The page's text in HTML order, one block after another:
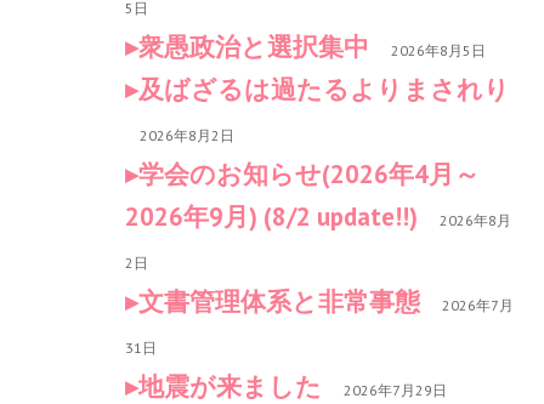
5日
衆愚政治と選択集中 2026年8月5日
及ばざるは過たるよりまされり
2026年8月2日
学会のお知らせ(2026年4月～
2026年9月) (8/2 update!!)
2026年8月
2日
文書管理体系と非常事態 2026年7月
31日
地震が来ました 2026年7月29日